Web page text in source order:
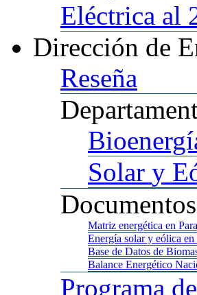
Eléctrica al
Dirección de
Reseña
Solar y
Documentos
Matriz energética en
Energía solar y eólica en
Base de Datos de
Balance Energético
Programa